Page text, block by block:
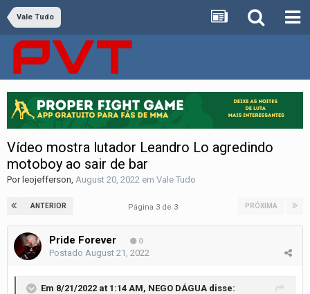
Vale Tudo
Vídeo mostra lutador Leandro Lo agredindo
motoboy ao sair de bar
Por leojefferson August 20, 2022 em Vale Tudo
ANTERIOR PRÓXIMA
Página 3 de 3
Pride Forever 0
Postado August 21, 2022
Em 8/21/2022 at 1:14 AM, NEGO DÁGUA disse: